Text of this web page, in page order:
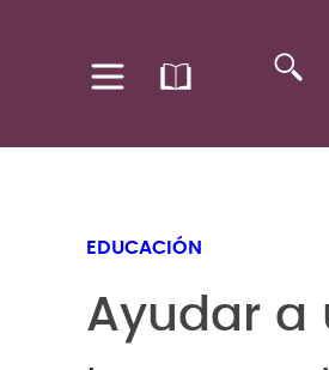
EDUCACIÓN
Ayudar a